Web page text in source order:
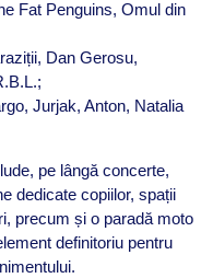
Fat Penguins, Omul din
Dan Gerosu,
Jurjak, Anton, Natalia
pe lângă concerte,
dedicate copiilor, spații
precum și o paradă moto
definitoriu pentru